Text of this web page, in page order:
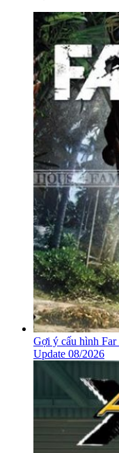
Gợi ý cấu hình Far
Update 08/2026